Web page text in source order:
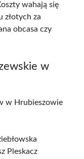
wahają się
złotych za
obcasa czy
w
w Hrubieszowie
Pleskacz